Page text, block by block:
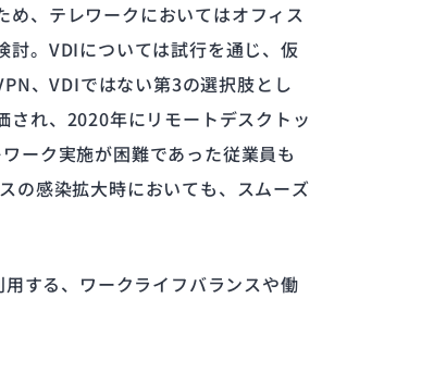
、テレワークにおいてはオフィス
討。VDIについては試行を通じ、仮
、VDIではない第3の選択肢とし
され、2020年にリモートデスクトッ
ーク実施が困難であった従業員も
の感染拡大時においても、スムーズ
する、ワークライフバランスや働